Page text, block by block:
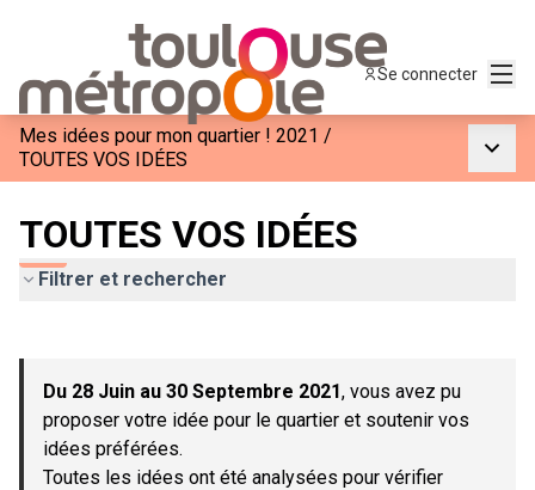
Se connecter
Mes idées pour mon quartier ! 2021 /
TOUTES VOS IDÉES
TOUTES VOS IDÉES
Filtrer et rechercher
−
Du 28 Juin au 30 Septembre 2021, vous avez pu
proposer votre idée pour le quartier et soutenir vos
idées préférées.
Toutes les idées ont été analysées pour vérifier